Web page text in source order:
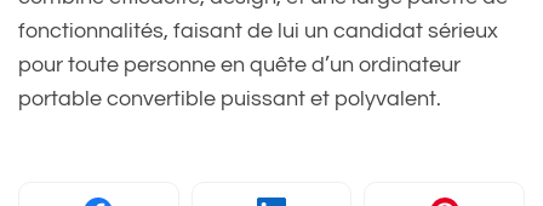
fonctionnalités, faisant de lui un candidat sérieux
pour toute personne en quête d’un ordinateur
portable convertible puissant et polyvalent.